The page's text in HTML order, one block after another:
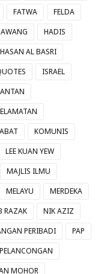
FATWA
FELDA
HADIS
AL BASRI
ISRAEL
KOMUNIS
LEE KUAN YEW
MAJLIS ILMU
MELAYU
MERDEKA
RAZAK
NIK AZIZ
PERIBADI
PAP
PELANCONGAN
MOHOR